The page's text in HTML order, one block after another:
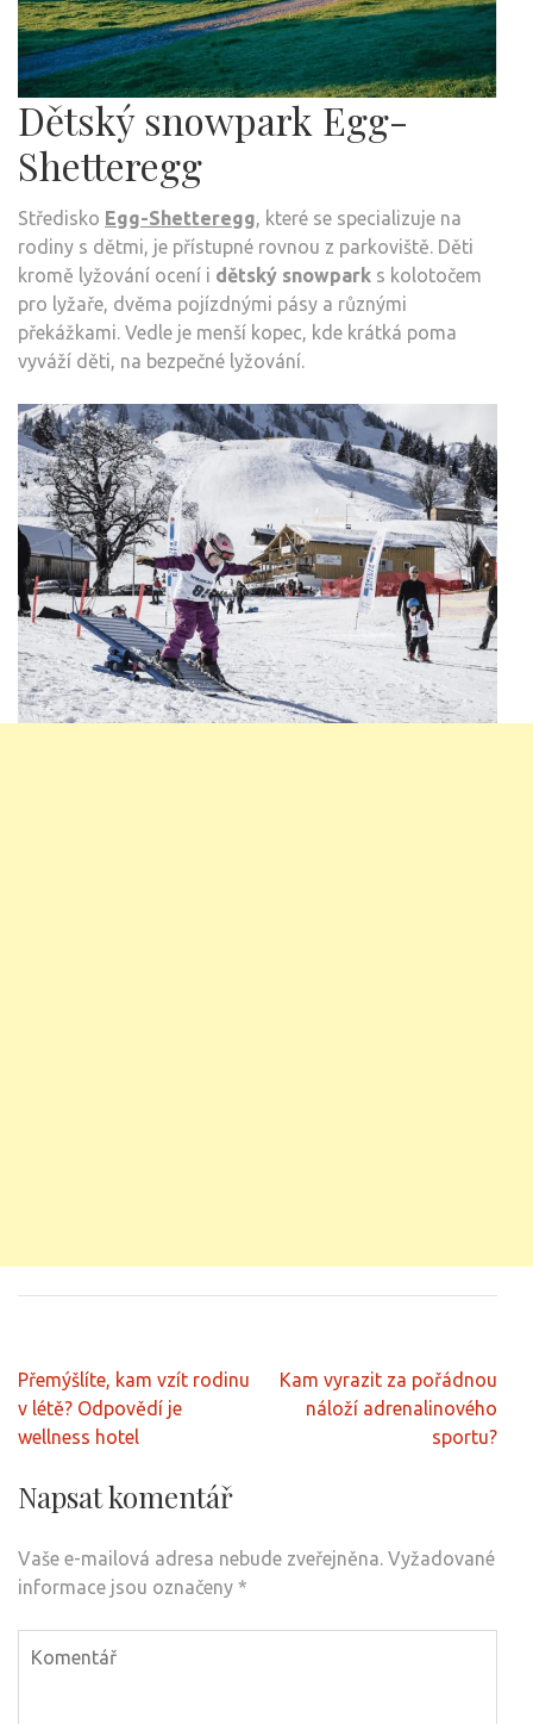
Dětský snowpark Egg-
Shetteregg
Středisko Egg-Shetteregg, které se specializuje na
rodiny s dětmi, je přístupné rovnou z parkoviště. Děti
kromě lyžování ocení i dětský snowpark s kolotočem
pro lyžaře, dvěma pojízdnými pásy a různými
překážkami. Vedle je menší kopec, kde krátká poma
vyváží děti, na bezpečné lyžování.
Navigace
pro
příspěvek
Přemýšlíte, kam vzít rodinu
v létě? Odpovědí je
wellness hotel
Kam vyrazit za pořádnou
náloží adrenalinového
sportu?
Napsat komentář
Vaše e-mailová adresa nebude zveřejněna. Vyžadované
informace jsou označeny *